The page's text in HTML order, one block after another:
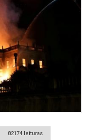
82174 leituras